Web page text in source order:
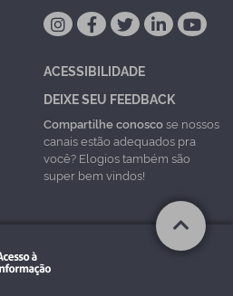
ACESSIBILIDADE
DEIXE SEU FEEDBACK
Compartilhe conoscose nossos
canais estão adequados pra
você? Elogios também são
super bem vindos!